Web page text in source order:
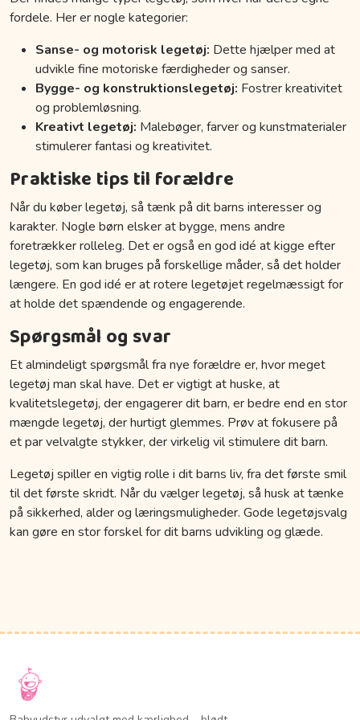
fordele. Her er nogle kategorier:
Sanse- og motorisk legetøj: Dette hjælper med at
udvikle fine motoriske færdigheder og sanser.
Bygge- og konstruktionslegetøj: Fostrer kreativitet
og problemløsning.
Kreativt legetøj: Malebøger, farver og kunstmaterialer
stimulerer fantasi og kreativitet.
Praktiske tips til forældre
Når du køber legetøj, så tænk på dit barns interesser og
karakter. Nogle børn elsker at bygge, mens andre
foretrækker rolleleg. Det er også en god idé at kigge efter
legetøj, som kan bruges på forskellige måder, så det holder
længere. En god idé er at rotere legetøjet regelmæssigt for
at holde det spændende og engagerende.
Spørgsmål og svar
Et almindeligt spørgsmål fra nye forældre er, hvor meget
legetøj man skal have. Det er vigtigt at huske, at
kvalitetslegetøj, der engagerer dit barn, er bedre end en stor
mængde legetøj, der hurtigt glemmes. Prøv at fokusere på
et par velvalgte stykker, der virkelig vil stimulere dit barn.
Legetøj spiller en vigtig rolle i dit barns liv, fra det første smil
til det første skridt. Når du vælger legetøj, så husk at tænke
på sikkerhed, alder og læringsmuligheder. Gode legetøjsvalg
kan gøre en stor forskel for dit barns udvikling og glæde.